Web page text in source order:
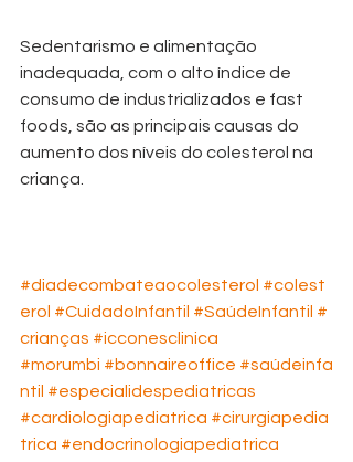
Sedentarismo e alimentação
inadequada, com o alto índice de
consumo de industrializados e fast
foods, são as principais causas do
aumento dos níveis do colesterol na
criança.
#diadecombateaocolesterol #colest
erol #CuidadoInfantil #SaúdeInfantil #
crianças #icconesclinica
#morumbi #bonnaireoffice #saúdeinfa
ntil #especialidespediatricas
#cardiologiapediatrica #cirurgiapedia
trica #endocrinologiapediatrica